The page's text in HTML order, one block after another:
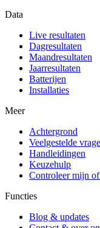
Data
Live resultaten
Dagresultaten
Maandresultaten
Jaarresultaten
Batterijen
Installaties
Meer
Achtergrond
Veelgestelde
Handleidingen
Keuzehulp
Controleer mijn
Functies
Blog & updates